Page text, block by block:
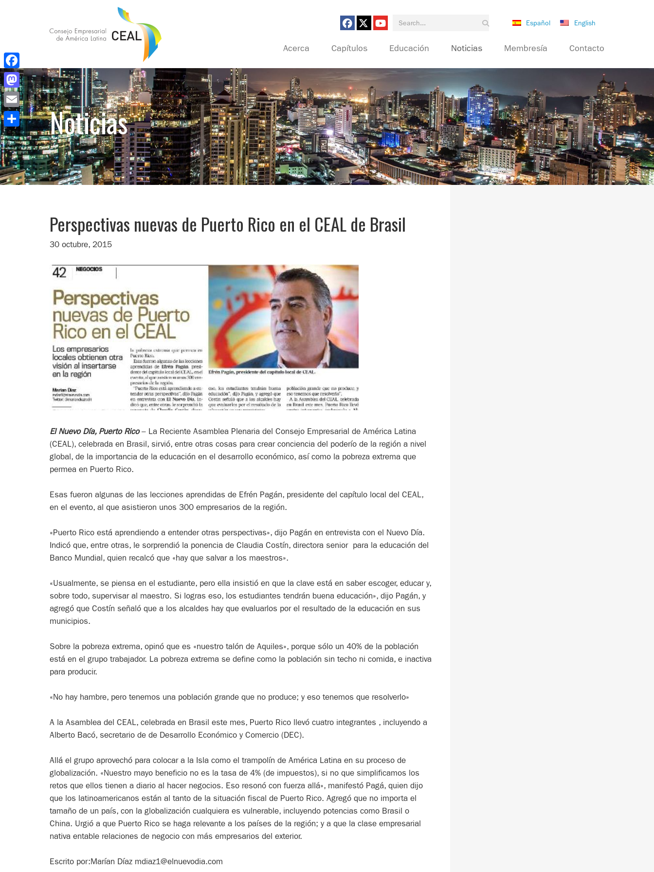
Español English
Search for:
Acerca Capítulos Educación Noticias Membresía Contacto
Noticias
Perspectivas nuevas de Puerto Rico en el CEAL de Brasil
30 octubre, 2015
El Nuevo Día, Puerto Rico– La Reciente Asamblea Plenaria del Consejo Empresarial de América Latina
(CEAL), celebrada en Brasil, sirvió, entre otras cosas para crear conciencia del poderío de la región a nivel
global, de la importancia de la educación en el desarrollo económico, así como la pobreza extrema que
permea en Puerto Rico.
Esas fueron algunas de las lecciones aprendidas de Efrén Pagán, presidente del capítulo local del CEAL,
en el evento, al que asistieron unos 300 empresarios de la región.
«Puerto Rico está aprendiendo a entender otras perspectivas», dijo Pagán en entrevista con el Nuevo Día.
Indicó que, entre otras, le sorprendió la ponencia de Claudia Costín, directora senior para la educación del
Banco Mundial, quien recalcó que «hay que salvar a los maestros».
«Usualmente, se piensa en el estudiante, pero ella insistió en que la clave está en saber escoger, educar y,
sobre todo, supervisar al maestro. Si logras eso, los estudiantes tendrán buena educación», dijo Pagán, y
agregó que Costín señaló que a los alcaldes hay que evaluarlos por el resultado de la educación en sus
municipios.
Sobre la pobreza extrema, opinó que es «nuestro talón de Aquiles», porque sólo un 40% de la población
está en el grupo trabajador. La pobreza extrema se define como la población sin techo ni comida, e inactiva
para producir.
«No hay hambre, pero tenemos una población grande que no produce; y eso tenemos que resolverlo»
A la Asamblea del CEAL, celebrada en Brasil este mes, Puerto Rico llevó cuatro integrantes , incluyendo a
Alberto Bacó, secretario de de Desarrollo Económico y Comercio (DEC).
Allá el grupo aprovechó para colocar a la Isla como el trampolín de América Latina en su proceso de
globalización. «Nuestro mayo beneficio no es la tasa de 4% (de impuestos), si no que simplificamos los
retos que ellos tienen a diario al hacer negocios. Eso resonó con fuerza allá», manifestó Pagá, quien dijo
que los latinoamericanos están al tanto de la situación fiscal de Puerto Rico. Agregó que no importa el
tamaño de un país, con la globalización cualquiera es vulnerable, incluyendo potencias como Brasil o
China. Urgió a que Puerto Rico se haga relevante a los países de la región; y a que la clase empresarial
nativa entable relaciones de negocio con más empresarios del exterior.
Escrito por:Marían Díaz mdiaz1@elnuevodia.com
Facebook
Mastodon
Email
Compartir